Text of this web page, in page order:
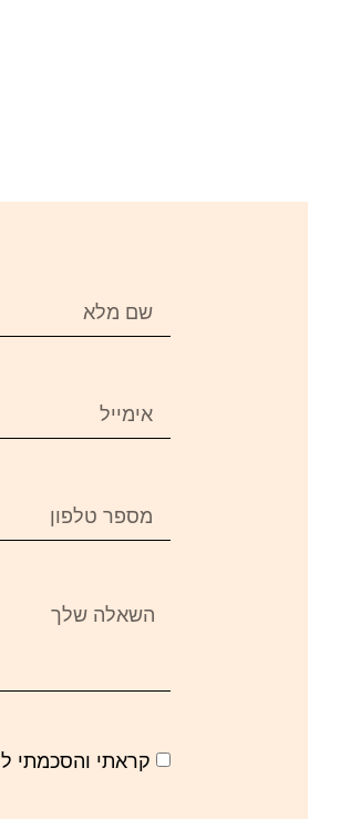
קראתי והסכמתי ל